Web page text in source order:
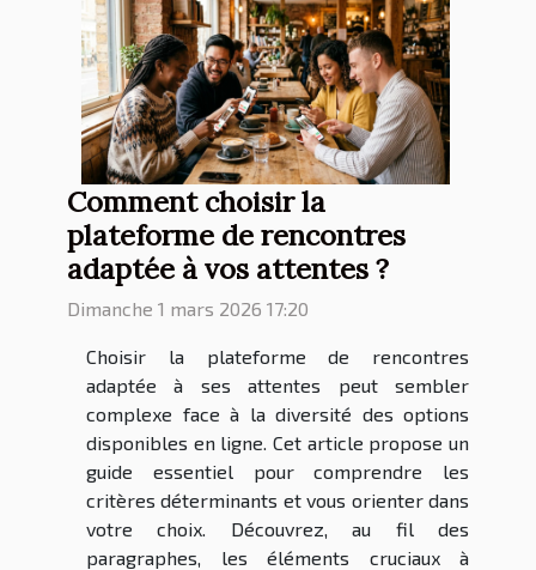
Comment choisir la
plateforme de rencontres
adaptée à vos attentes ?
Dimanche 1 mars 2026 17:20
Choisir la plateforme de rencontres
adaptée à ses attentes peut sembler
complexe face à la diversité des options
disponibles en ligne. Cet article propose un
guide essentiel pour comprendre les
critères déterminants et vous orienter dans
votre choix. Découvrez, au fil des
paragraphes, les éléments cruciaux à